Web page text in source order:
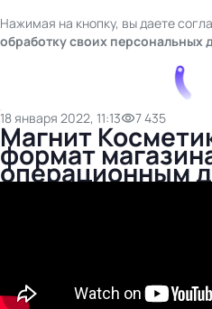
Нажимая на кнопку, вы даете
обработку своих персональных
18 января 2022, 11:13 7 435
Магнит
формат
операционным